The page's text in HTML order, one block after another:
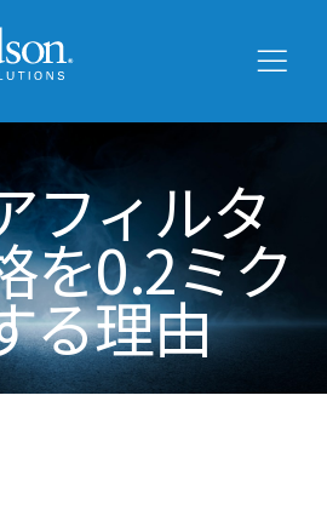
フィルタ
を0.2ミク
る理由